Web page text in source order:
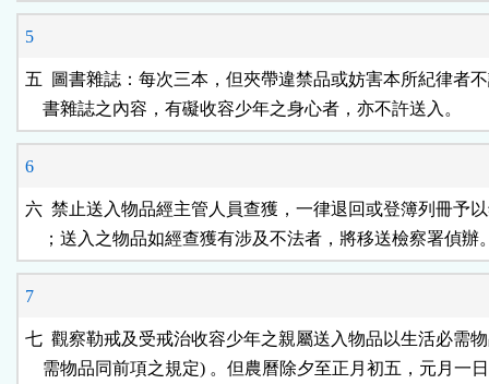
5
五  圖書雜誌：每次三本，但夾帶違禁品或妨害本所紀律者
6
六  禁止送入物品經主管人員查獲，一律退回或登簿列冊予
7
七  觀察勒戒及受戒治收容少年之親屬送入物品以生活必需
需物品同前項之規定) 。但農曆除夕至正月初五，元月一